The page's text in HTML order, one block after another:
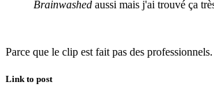
Brainwashed aussi mais j'ai trouvé ça
Parce que le clip est fait pas des
Link to post